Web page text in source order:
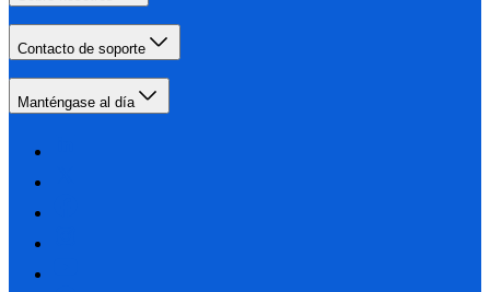
Contacto de soporte
Manténgase al día